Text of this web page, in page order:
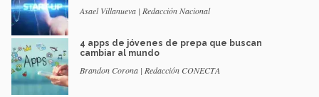
Asael Villanueva | Redacción Nacional
4 apps de jóvenes de prepa que buscan
cambiar al mundo
Brandon Corona | Redacción CONECTA